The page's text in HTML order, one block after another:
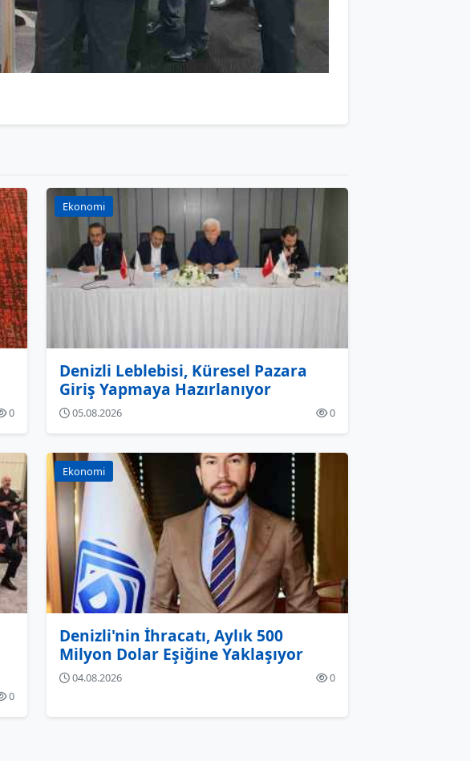
0
Ekonomi
Denizli Leblebisi, Küresel Pazara
Giriş Yapmaya Hazırlanıyor
05.08.2026 0
0
Ekonomi
Denizli'nin İhracatı, Aylık 500
Milyon Dolar Eşiğine Yaklaşıyor
04.08.2026 0